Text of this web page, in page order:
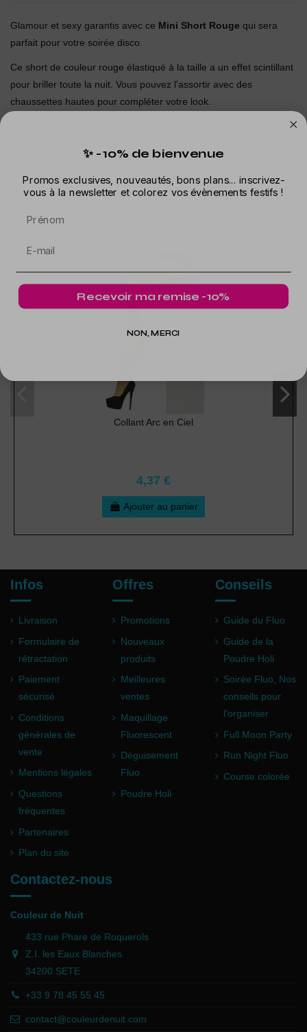
Glamour et sexy garantis avec ce Mini Short Rouge qui sera
parfait pour votre soirée disco.
Ce short de couleur rouge élastiqué à la taille a un effet scintillant
pour briller toute la nuit. Vous pouvez l'assortir avec des
chaussettes hautes pour compléter votre look.
Dans la même catégorie
Collant Arc en Ciel
4,37 €
Ajouter au panier
Infos
Livraison
Formulaire de
rétractation
Paiement
sécurisé
Conditions
générales de
vente
Mentions légales
Questions
fréquentes
Partenaires
Plan du site
Offres
Promotions
Nouveaux
produits
Meilleures
ventes
Maquillage
Fluorescent
Déguisement
Fluo
Poudre Holi
Conseils
Guide du Fluo
Guide de la
Poudre Holi
Soirée Fluo, Nos
conseils pour
l'organiser
Full Moon Party
Run Night Fluo
Course colorée
Contactez-nous
Couleur de Nuit
433 rue Phare de Roquerols
Z.I. les Eaux Blanches
34200 SETE
+33 9 78 45 55 45
contact@couleurdenuit.com
✨ -10% de bienvenue
Promos exclusives, nouveautés, bons plans... inscrivez-
vous à la newsletter et colorez vos évènements festifs !
Recevoir ma remise -10%
NON, MERCI